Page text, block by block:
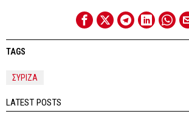
TAGS
ΣΥΡΙΖΑ
LATEST POSTS